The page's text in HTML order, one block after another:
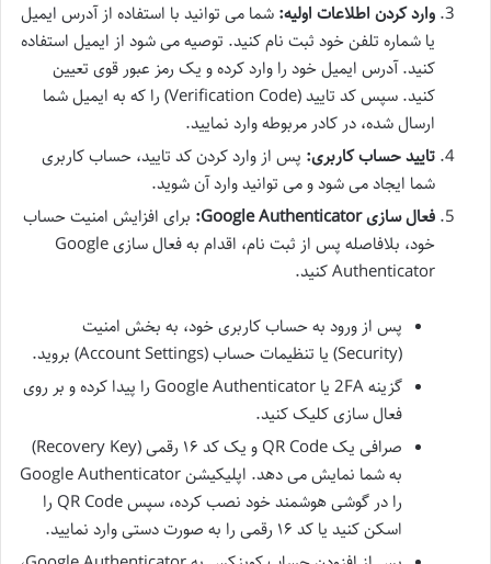
وارد کردن اطلاعات اولیه: شما می توانید با استفاده از آدرس ایمیل
یا شماره تلفن خود ثبت نام کنید. توصیه می شود از ایمیل استفاده
کنید. آدرس ایمیل خود را وارد کرده و یک رمز عبور قوی تعیین
کنید. سپس کد تایید (Verification Code) را که به ایمیل شما
ارسال شده، در کادر مربوطه وارد نمایید.
تایید حساب کاربری: پس از وارد کردن کد تایید، حساب کاربری
شما ایجاد می شود و می توانید وارد آن شوید.
فعال سازی Google Authenticator:
برای افزایش امنیت حساب
خود، بلافاصله پس از ثبت نام، اقدام به فعال سازی Google
Authenticator کنید.
پس از ورود به حساب کاربری خود، به بخش امنیت
(Security) یا تنظیمات حساب (Account Settings) بروید.
گزینه 2FA یا Google Authenticator را پیدا کرده و بر روی
فعال سازی کلیک کنید.
صرافی یک QR Code و یک کد ۱۶ رقمی (Recovery Key)
به شما نمایش می دهد. اپلیکیشن Google Authenticator
را در گوشی هوشمند خود نصب کرده، سپس QR Code را
اسکن کنید یا کد ۱۶ رقمی را به صورت دستی وارد نمایید.